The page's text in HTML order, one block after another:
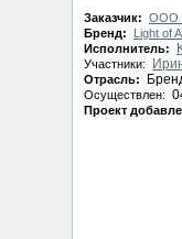
Заказчик: ООО
Бренд:
Light of
Исполнитель:
Участники:
Отрасль:
Осуществлен:
Проект